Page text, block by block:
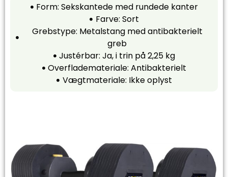
Form: Sekskantede med rundede kanter
Farve: Sort
Grebstype: Metalstang med antibakterielt
greb
Justérbar: Ja, i trin på 2,25 kg
Overflademateriale: Antibakterielt
Vægtmateriale: Ikke oplyst